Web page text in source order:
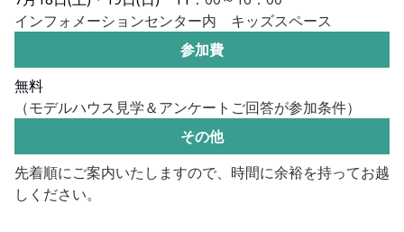
インフォメーションセンター内 キッズスペース
参加費
無料
（モデルハウス見学＆アンケートご回答が参加条件）
その他
先着順にご案内いたしますので、時間に余裕を持ってお越
しください。